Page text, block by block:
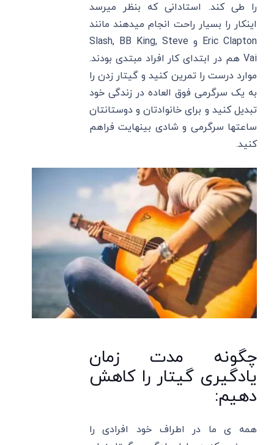
را طی کند. استادانی که بنظر میرسد
اینکار را بسیار راحت انجام میدهند مانند
Eric Clapton و Slash, BB King, Steve
Vai هم در ابتدای کار افراد مبتدی بودند.
موارد درست را تمرین کنید و گیتار زدن را
به یک سرگرمی فوق العاده در زندگی خود
تبدیل کنید و برای خانوادتان و دوستانتان
ساعتها سرگرمی و شادی بینهایت فراهم
کنید.
چگونه مدت زمان
یادگیری گیتار را کاهش
دهیم:
همه ی ما در اطراف خود افرادی را